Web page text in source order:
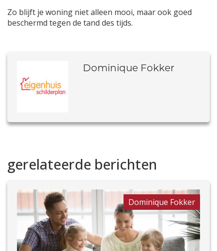
Zo blijft je woning niet alleen mooi, maar ook goed
beschermd tegen de tand des tijds.
Dominique Fokker
gerelateerde berichten
Dominique Fokker